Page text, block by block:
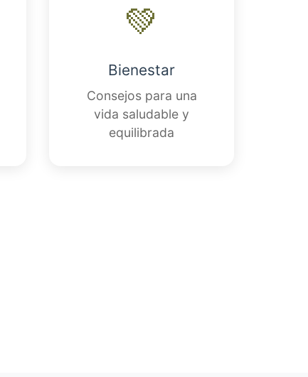
💚
Bienestar
Consejos para una
vida saludable y
equilibrada